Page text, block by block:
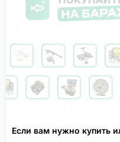
Если вам нужно купить